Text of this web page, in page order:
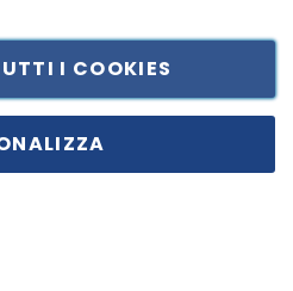
Casoria (NA) - C.F. 05834470634 -
I COOKIES